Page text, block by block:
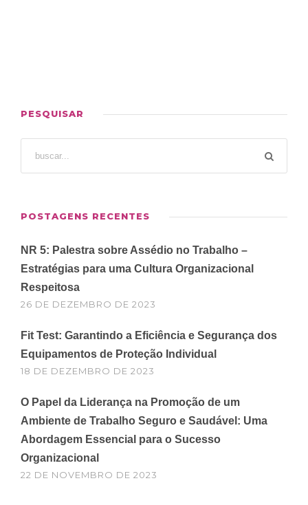
PESQUISAR
POSTAGENS RECENTES
NR 5: Palestra sobre Assédio no Trabalho –
Estratégias para uma Cultura Organizacional
Respeitosa
26 DE DEZEMBRO DE 2023
Fit Test: Garantindo a Eficiência e Segurança dos
Equipamentos de Proteção Individual
18 DE DEZEMBRO DE 2023
O Papel da Liderança na Promoção de um
Ambiente de Trabalho Seguro e Saudável: Uma
Abordagem Essencial para o Sucesso
Organizacional
22 DE NOVEMBRO DE 2023